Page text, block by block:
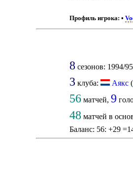
Профиль игрока: •
8 сезонов: 1994/
3 клуба: Аякс(
56матчей, 9
48 матчей в
Баланс: 56: +29